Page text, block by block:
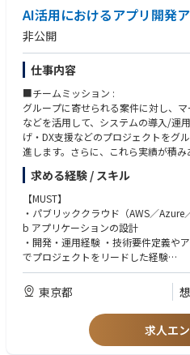
報堂が保有する生活者データを組み
プロセス改革と並走しながら実装。
し、経営アジェンダに直結する実装レ
■自組織の強み・事業責任者からのコ
援する一気通貫の体制。多様な業種
ループの総合力（生活者データ／メ
を活かしたプロジェクト設計力があ
トナーシップにより、Agentic AI最先
組める環境です。
■具体業務：
・得意先の業務課題の把握と、生成
・ChatGPTなどの大規模言語モデル
POCの企画・推進
・社内のプロデューサーや戦略担当
ィ評価と実現方法の助言
・社内外のAIエンジニアやデータサ
（要件整理・技術構成設計）
・必要に応じて、統計分析・機械学
特化は求めません）
■業務上の課題：
・Google Cloud, AWS, Azureなどの
L関連のサービス（Vertex AI, Bedrock
・統計分析、機械学習、自然言語処理
に携わった経験（ただし特化型の分
＜歓迎要件＞
・ストラテジスト、営業、クリエイ
携しながら、AI活用企画を実行に落と
・社内外向けに生成AIやAI技術の勉
成、講師役、ナレッジ共有など）
・マーケティング領域における機械学
V予測、セグメンテーション）への関
テクノロジー実装／導入コンサルティ
・プロジェクト規模3,000万円以上
におけるプロジェクトマネジメント経験
＜求める人物像＞
・技術知見に偏らず、AIを「何のた
といったビジネス視点を意識できる
・データ分析や機械学習などに特化
務に活かす応用力を重視すること
AI活用におけるアプリ開発
非公開
仕事内容
■チームミッション :
グループに寄せられる案件に対し、
などを活用して、システムの導入/運
げ・DX支援などのプロジェクトをグ
進します。さらに、これら実績が積
に貢献します。
■自組織の強み :
生成AIを活用したプロダクト実装の
ジタルマーケティングのこれまで培っ
な挑戦に取り組んでいくことが可能
近く、スムーズかつインタラクティブ
の段階からジョインが可能です。
・クライアントや社内と連携し業務
とし込んでいただきます。
求める経験 / スキル
【MUST】
・パブリッククラウド（AWS／
b アプリケーションの設計
・開発・運用経験 ・技術要件定義や
でプロジェクトをリードした経験
・システムアーキテクチャのレビュ
担保した経験
・システム開発におけるロードマッ
・ベンダーやビジネスパートナーの
東京都
求人エ